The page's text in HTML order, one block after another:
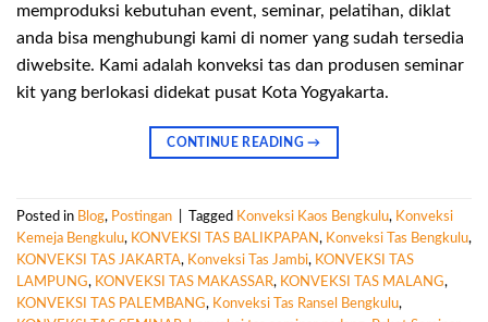
memproduksi kebutuhan event, seminar, pelatihan, diklat
anda bisa menghubungi kami di nomer yang sudah tersedia
diwebsite. Kami adalah konveksi tas dan produsen seminar
kit yang berlokasi didekat pusat Kota Yogyakarta.
CONTINUE READING→
Posted in Blog, Postingan Tagged Konveksi Kaos Bengkulu, Konveksi
Kemeja Bengkulu, KONVEKSI TAS BALIKPAPAN, Konveksi Tas Bengkulu,
KONVEKSI TAS JAKARTA, Konveksi Tas Jambi, KONVEKSI TAS
LAMPUNG, KONVEKSI TAS MAKASSAR, KONVEKSI TAS MALANG,
KONVEKSI TAS PALEMBANG, Konveksi Tas Ransel Bengkulu,